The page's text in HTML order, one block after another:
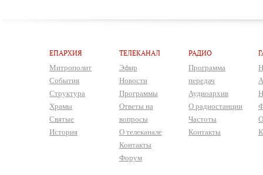
ЕПАРХИЯ
Митрополит
События
Структура
Храмы
Святые
История
ТЕЛЕКАНАЛ
Эфир
Новости
Программы
Ответы на
вопросы
О телеканале
Контакты
Форум
РАДИО
Программа
передач
Аудиоархив
О радиостанции
Частоты
Контакты